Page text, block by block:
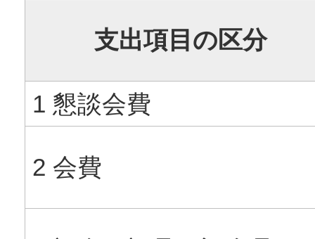
支出項目の区分
1 懇談会費
2 会費